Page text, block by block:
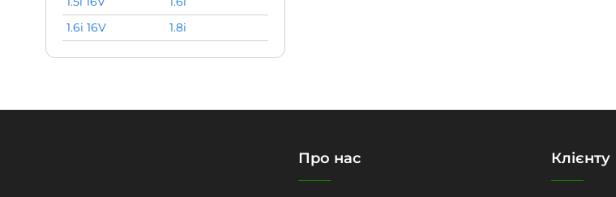
1.6i 16V
1.8i
Про нас Клієнту